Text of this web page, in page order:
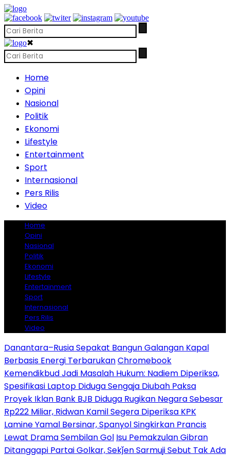
✖
Home
Opini
Nasional
Politik
Ekonomi
Lifestyle
Entertainment
Sport
Internasional
Pers Rilis
Video
Home
Opini
Nasional
Politik
Ekonomi
Lifestyle
Entertainment
Sport
Internasional
Pers Rilis
Video
Danantara–Rusia Sepakat Bangun Galangan Kapal
Berbasis Energi TerbarukanChromebook
Kemendikbud Jadi Masalah Hukum: Nadiem Diperiksa,
Spesifikasi Laptop Diduga Sengaja Diubah Paksa
Proyek Iklan Bank BJB Diduga Rugikan Negara Sebesar
Rp222 Miliar, Ridwan Kamil Segera Diperiksa KPK
Lamine Yamal Bersinar, Spanyol Singkirkan Prancis
Lewat Drama Sembilan Gol Isu Pemakzulan Gibran
Ditanggapi Partai Golkar, Sekǰen Sarmuji Sebut Tak Ada